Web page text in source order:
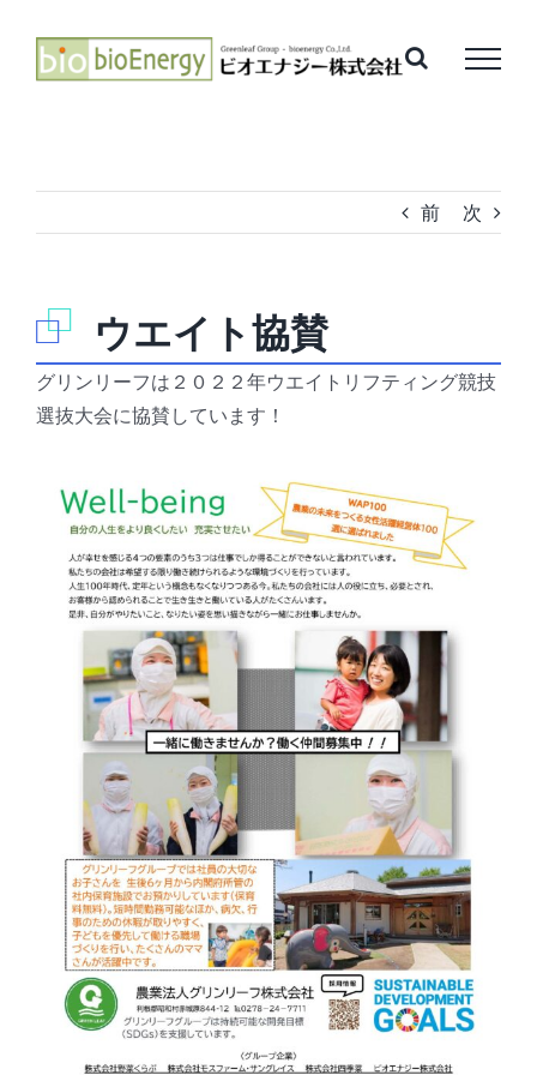
content
前 次
ウエイト協賛
グリンリーフは２０２２年ウエイトリフティング競技
選抜大会に協賛しています！